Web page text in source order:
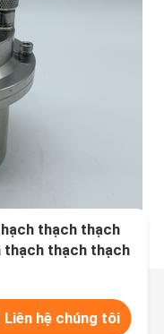
thạch thạch
thạch thạch
Liên hệ chúng tôi